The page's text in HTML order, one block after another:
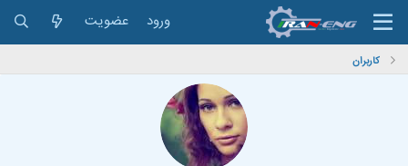
ورود عضویت
کاربران